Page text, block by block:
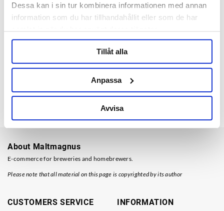
Dessa kan i sin tur kombinera informationen med annan
information som du har tillhandahållit eller som de har
samlat in när du har använt deras tjänster.
Tillåt alla
Anpassa
Avvisa
Nils Oscar
Nils Oscar - Modern Lager 33
Nils Oscar
Nils Oscar - Running Free 33 cl
11dkk
About Maltmagnus
E-commerce for breweries and homebrewers.
Please note that all material on this page is copyrighted by its author
CUSTOMERS SERVICE INFORMATION